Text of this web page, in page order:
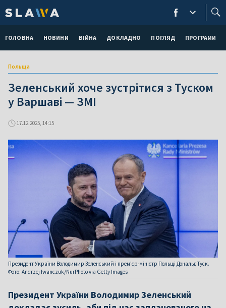
ГОЛОВНА НОВИНИ ВІЙНА ДОКЛАДНО ПОГЛЯД ПРОГРАМИ
Польща
Зеленський хоче зустрітися з Туском
у Варшаві — ЗМІ
17.12.2025, 14:15
Президент України Володимир Зеленський і прем’єр-міністр Польщі Дональд Туск.
Фото: Andrzej Iwanczuk/NurPhoto via Getty Images
Президент України Володимир Зеленський